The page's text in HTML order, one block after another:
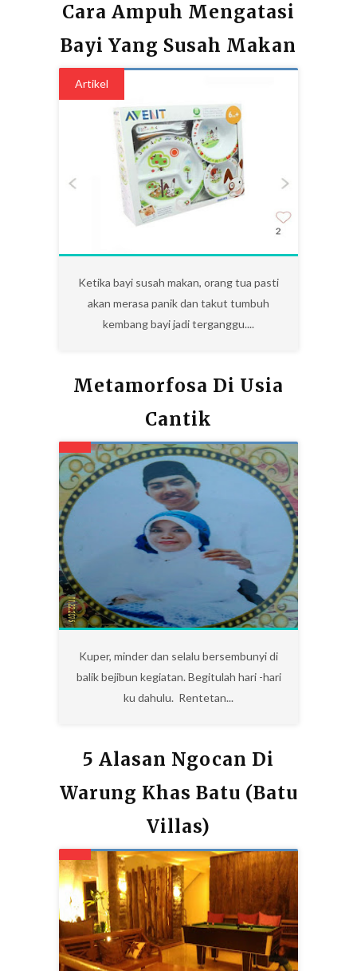
Cara Ampuh Mengatasi
Bayi Yang Susah Makan
Ketika bayi susah makan, orang tua pasti
akan merasa panik dan takut tumbuh
kembang bayi jadi terganggu....
Artikel
Metamorfosa Di Usia
Cantik
Kuper, minder dan selalu bersembunyi di
balik bejibun kegiatan. Begitulah hari -hari
ku dahulu. Rentetan...
5 Alasan Ngocan Di
Warung Khas Batu (Batu
Villas)